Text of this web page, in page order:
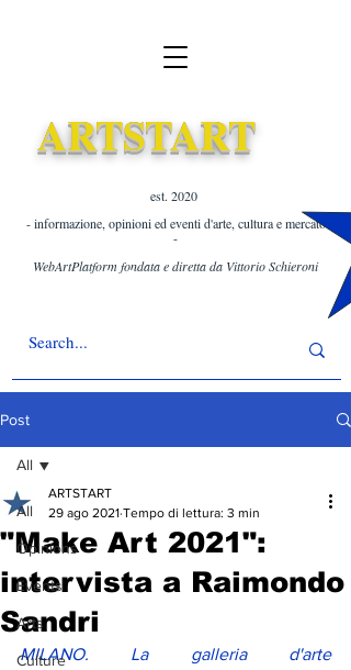
ARTSTART
est. 2020 ​
- informazione, opinioni ed eventi d'arte, cultura e mercato
-
WebArtPlatform fondata e diretta da Vittorio Schieroni
Post
All
Opinions
Events
Arts
Culture
All
"Make Art 2021":
intervista a Raimondo
Sandri
ARTSTART
29 ago 2021 Tempo di lettura: 3 min
MILANO. La galleria d'arte